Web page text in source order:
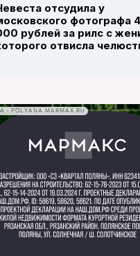
отсудила у
фотографа
рублей за рилс с
отвисла
• POLYANA.MARMAX.RU